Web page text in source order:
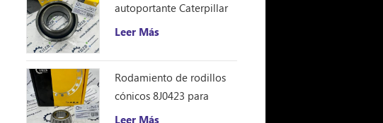
autoportante Caterpillar
1401185
Leer Más
Rodamiento de rodillos
cónicos 8J0423 para
excavadora Caterpillar
Leer Más